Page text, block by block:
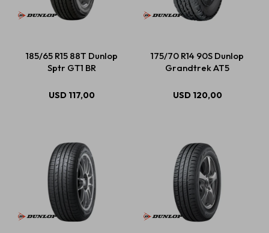
185/65 R15 88T Dunlop
Sptr GT1 BR
USD 117,00
175/70 R14 90S Dunlop
Grandtrek AT5
USD 120,00
Aditivos
Estética automotriz
Baterías
Repuestos